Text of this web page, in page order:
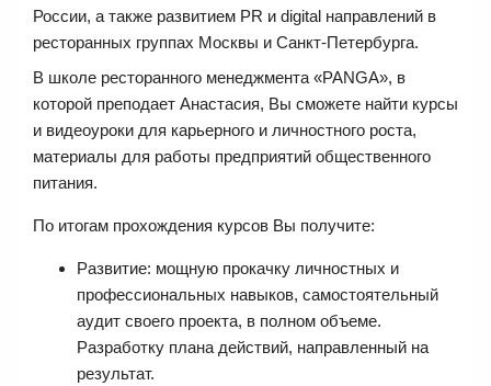
России, а также развитием PR и digital направлений в
ресторанных группах Москвы и Санкт-Петербурга.
В школе ресторанного менеджмента «PANGA», в
которой преподает Анастасия, Вы сможете найти курсы
и видеоуроки для карьерного и личностного роста,
материалы для работы предприятий общественного
питания.
По итогам прохождения курсов Вы получите:
Развитие: мощную прокачку личностных и
профессиональных навыков, самостоятельный
аудит своего проекта, в полном объеме.
Разработку плана действий, направленный на
результат.